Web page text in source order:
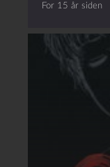
For 15 år siden